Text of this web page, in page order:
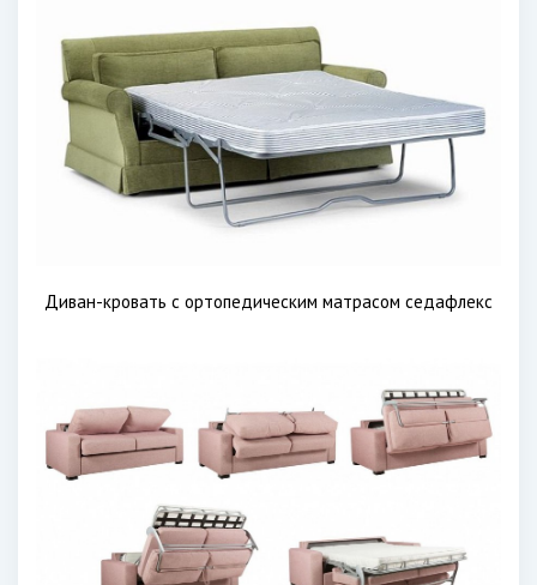
Диван-кровать с ортопедическим матрасом седафлекс